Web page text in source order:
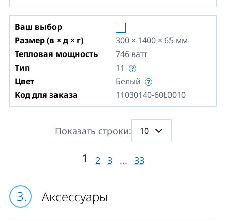
Ваш выбор
Размер (в × д × г)
300 × 1400 × 65 мм
Тепловая мощность
746 ватт
Тип
11
Цвет
Белый
Код для заказа
11030140-60L0010
Показать строки:
1 2 3 ... 33
Aксессуары